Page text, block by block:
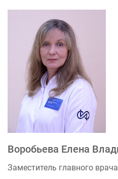
Воробьева Елена
Заместитель главного